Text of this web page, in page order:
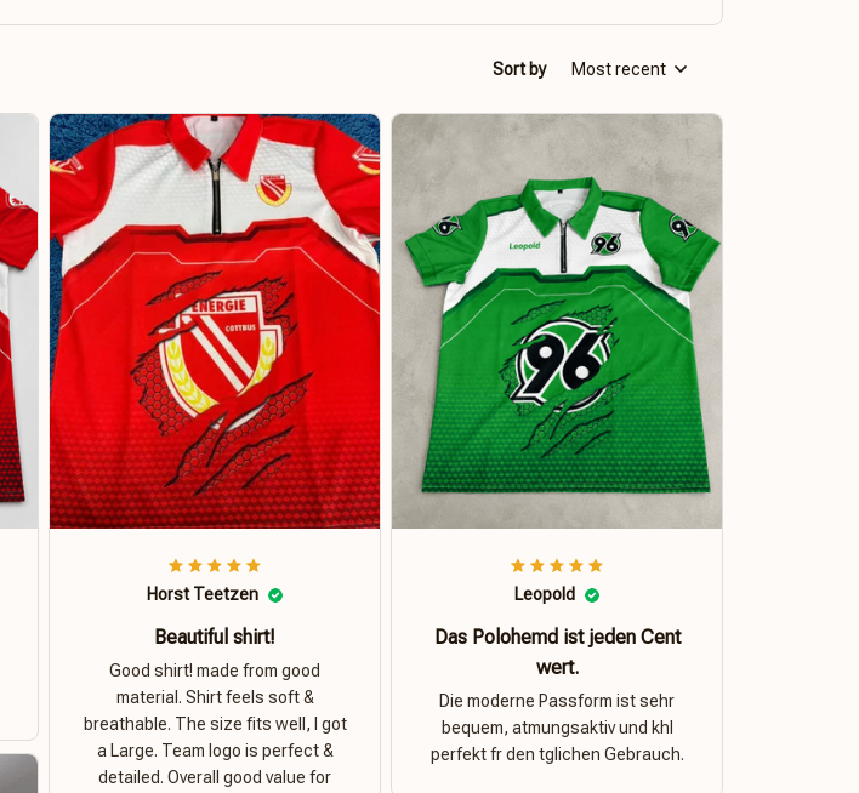
Sort by Most recent
Horst Teetzen
Beautiful shirt!
Good shirt! made from good
material. Shirt feels soft &
breathable. The size fits well, I got
a Large. Team logo is perfect &
detailed. Overall good value for
Leopold
Das Polohemd ist jeden Cent
wert.
Die moderne Passform ist sehr
bequem, atmungsaktiv und khl
perfekt fr den tglichen Gebrauch.